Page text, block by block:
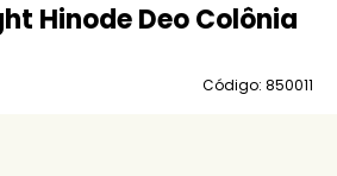
Hinode Deo Colônia
Código: 850011